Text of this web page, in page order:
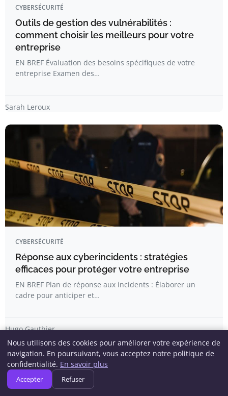
CYBERSÉCURITÉ
Outils de gestion des vulnérabilités :
comment choisir les meilleurs pour votre
entreprise
EN BREF Évaluation des besoins spécifiques de votre
entreprise Examen des…
Sarah Leroux
CYBERSÉCURITÉ
Réponse aux cyberincidents : stratégies
efficaces pour protéger votre entreprise
EN BREF Plan de réponse aux incidents : Élaborer un
cadre pour anticiper et…
Hugo Gauthier
Nous utilisons des cookies pour améliorer votre expérience de
navigation. En poursuivant, vous acceptez notre politique de
confidentialité. En savoir plus
Accepter Refuser